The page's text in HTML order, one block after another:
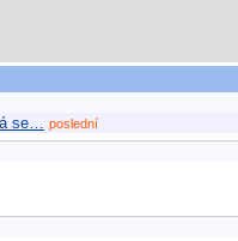
se… poslední